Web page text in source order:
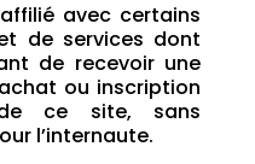
avec certains
de services dont
de recevoir une
ou inscription
ce site, sans
l’internaute.